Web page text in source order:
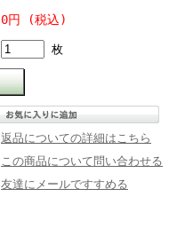
0円 (税込)
枚
返品についての詳細はこちら
この商品について問い合わせる
友達にメールですすめる